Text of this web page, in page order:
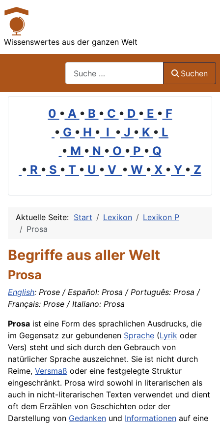
Wissenswertes aus der ganzen Welt
Suchen
0 • A • B • C • D • E • F
• G • H • I • J • K • L
• M • N • O • P • Q
• R • S • T • U • V • W • X • Y • Z
Aktuelle Seite: Start Lexikon
Lexikon P
Prosa
Begriffe aus aller Welt
Prosa
English: Prose / Español: Prosa / Português: Prosa /
Français: Prose / Italiano: Prosa
Prosa ist eine Form des sprachlichen Ausdrucks, die
im Gegensatz zur gebundenen Sprache (Lyrik oder
Vers) steht und sich durch den Gebrauch von
natürlicher Sprache auszeichnet. Sie ist nicht durch
Reime, Versmaß oder eine festgelegte Struktur
eingeschränkt. Prosa wird sowohl in literarischen als
auch in nicht-literarischen Texten verwendet und dient
oft dem Erzählen von Geschichten oder der
Darstellung von Gedanken und Informationen auf eine